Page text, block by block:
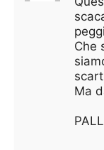
Che
Ma